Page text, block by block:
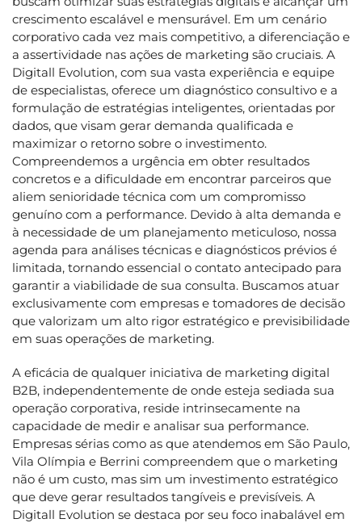
crescimento escalável e mensurável. Em um cenário
corporativo cada vez mais competitivo, a diferenciação e
a assertividade nas ações de marketing são cruciais. A
Digitall Evolution, com sua vasta experiência e equipe
de especialistas, oferece um diagnóstico consultivo e a
formulação de estratégias inteligentes, orientadas por
dados, que visam gerar demanda qualificada e
maximizar o retorno sobre o investimento.
Compreendemos a urgência em obter resultados
concretos e a dificuldade em encontrar parceiros que
aliem senioridade técnica com um compromisso
genuíno com a performance. Devido à alta demanda e
à necessidade de um planejamento meticuloso, nossa
agenda para análises técnicas e diagnósticos prévios é
limitada, tornando essencial o contato antecipado para
garantir a viabilidade de sua consulta. Buscamos atuar
exclusivamente com empresas e tomadores de decisão
que valorizam um alto rigor estratégico e previsibilidade
em suas operações de marketing.
A eficácia de qualquer iniciativa de marketing digital
B2B, independentemente de onde esteja sediada sua
operação corporativa, reside intrinsecamente na
capacidade de medir e analisar sua performance.
Empresas sérias como as que atendemos em São Paulo,
Vila Olímpia e Berrini compreendem que o marketing
não é um custo, mas sim um investimento estratégico
que deve gerar resultados tangíveis e previsíveis. A
Digitall Evolution se destaca por seu foco inabalável em